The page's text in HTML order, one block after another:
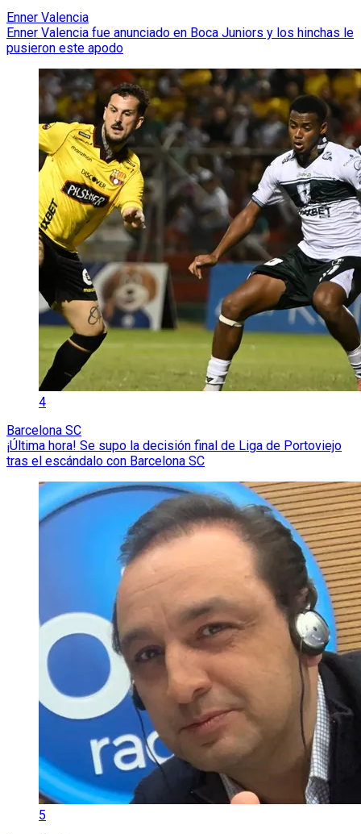
Enner Valencia
Enner Valencia fue anunciado en Boca Juniors y los hinchas le
pusieron este apodo
4
Barcelona SC
¡Última hora! Se supo la decisión final de Liga de Portoviejo
tras el escándalo con Barcelona SC
5